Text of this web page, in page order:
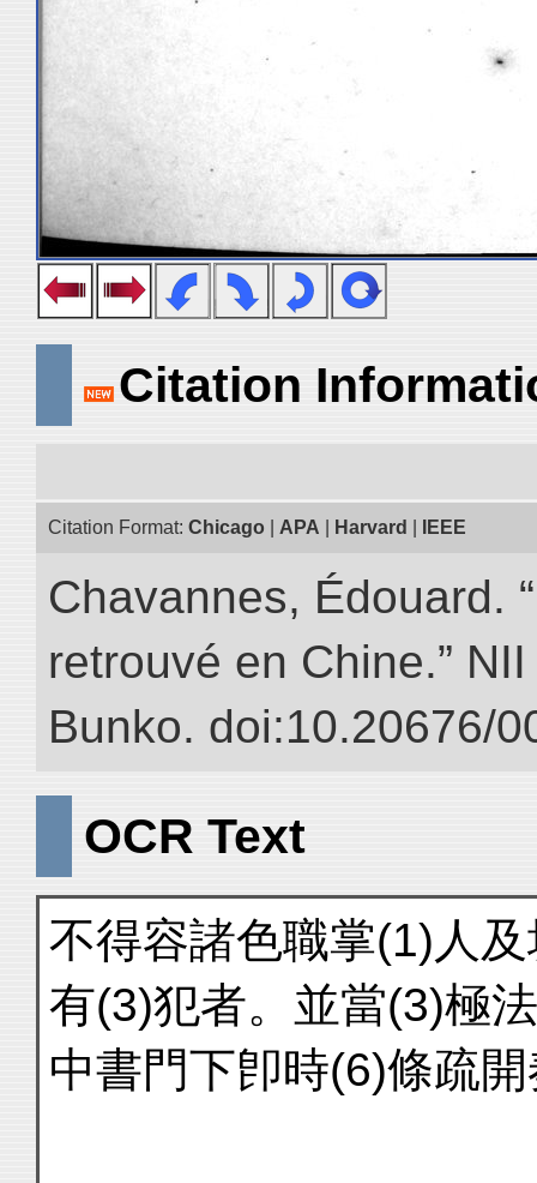
Citation
Citation Format: Chicago APA Harvard IEEE
Chavannes, Édouard.
retrouvé en Chine.”
Bunko. doi:10.20676/
OCR Text
不得容諸色職掌(1)人
有(3)犯者。並當(3)極
中書門下卽時(6)條疏